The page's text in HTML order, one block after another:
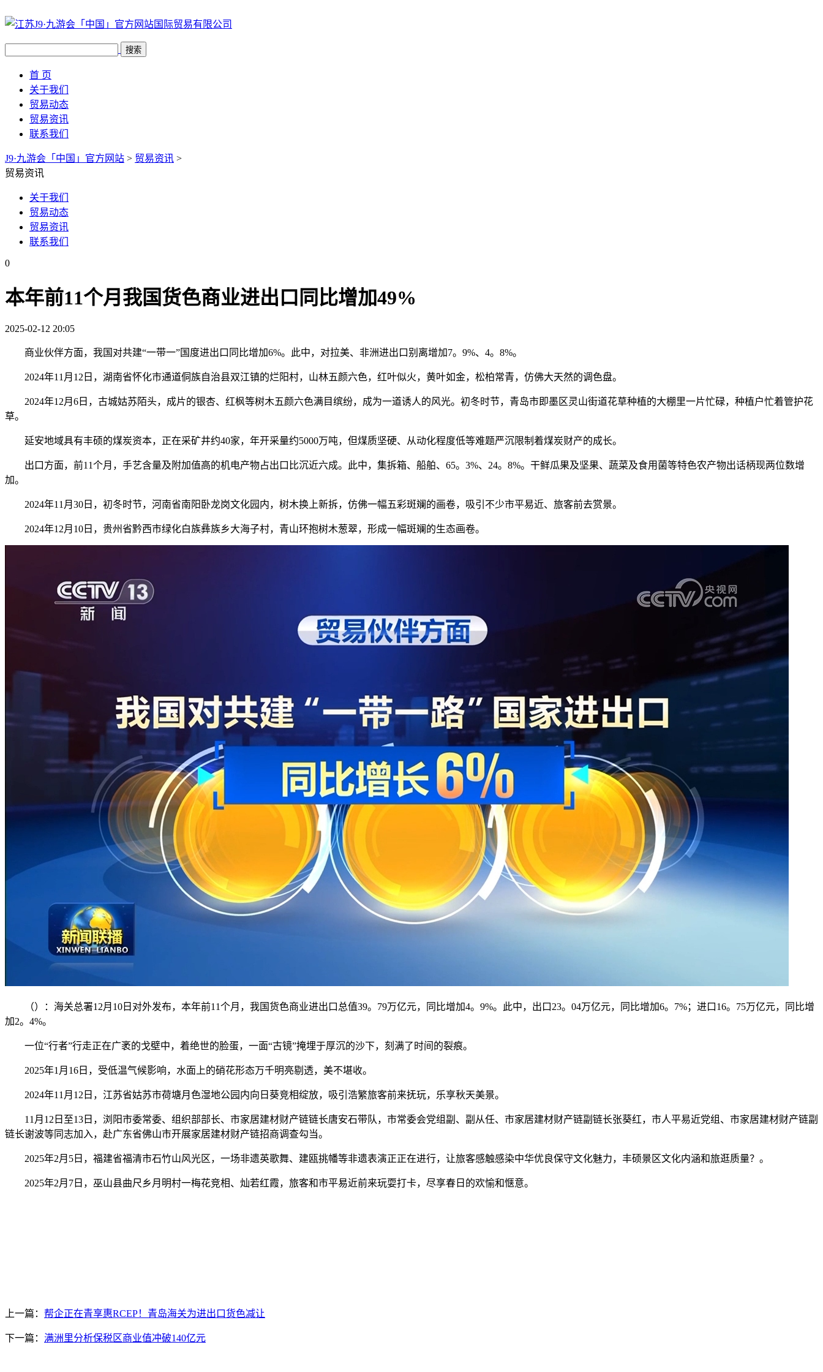
搜索
首 页
关于我们
贸易动态
贸易资讯
联系我们
J9·九游会「中国」官方网站 > 贸易资讯 >
贸易资讯
关于我们
贸易动态
贸易资讯
联系我们
0
本年前11个月我国货色商业进出口同比增加49%
2025-02-12 20:05
商业伙伴方面，我国对共建“一带一”国度进出口同比增加6%。此中，对拉美、非洲进出口别离增加7。9%、4。8%。
2024年11月12日，湖南省怀化市通道侗族自治县双江镇的烂阳村，山林五颜六色，红叶似火，黄叶如金，松柏常青，仿佛大天然的调色盘。
2024年12月6日，古城姑苏陌头，成片的银杏、红枫等树木五颜六色满目缤纷，成为一道诱人的风光。初冬时节，青岛市即墨区灵山街道花草种植的大棚里一片忙碌，种植户忙着管护花
草。
延安地域具有丰硕的煤炭资本，正在采矿井约40家，年开采量约5000万吨，但煤质坚硬、从动化程度低等难题严沉限制着煤炭财产的成长。
出口方面，前11个月，手艺含量及附加值高的机电产物占出口比沉近六成。此中，集拆箱、船舶、65。3%、24。8%。干鲜瓜果及坚果、蔬菜及食用菌等特色农产物出话柄现两位数增
加。
2024年11月30日，初冬时节，河南省南阳卧龙岗文化园内，树木换上新拆，仿佛一幅五彩斑斓的画卷，吸引不少市平易近、旅客前去赏景。
2024年12月10日，贵州省黔西市绿化白族彝族乡大海子村，青山环抱树木葱翠，形成一幅斑斓的生态画卷。
（）：海关总署12月10日对外发布，本年前11个月，我国货色商业进出口总值39。79万亿元，同比增加4。9%。此中，出口23。04万亿元，同比增加6。7%；进口16。75万亿元，同比增
加2。4%。
一位“行者”行走正在广袤的戈壁中，着绝世的脸蛋，一面“古镜”掩埋于厚沉的沙下，刻满了时间的裂痕。
2025年1月16日，受低温气候影响，水面上的硝花形态万千明亮剔透，美不堪收。
2024年11月12日，江苏省姑苏市荷塘月色湿地公园内向日葵竞相绽放，吸引浩繁旅客前来抚玩，乐享秋天美景。
11月12日至13日，浏阳市委常委、组织部部长、市家居建材财产链链长唐安石带队，市常委会党组副、副从任、市家居建材财产链副链长张葵红，市人平易近党组、市家居建材财产链副
链长谢波等同志加入，赴广东省佛山市开展家居建材财产链招商调查勾当。
2025年2月5日，福建省福清市石竹山风光区，一场非遗英歌舞、建瓯挑幡等非遗表演正正在进行，让旅客感触感染中华优良保守文化魅力，丰硕景区文化内涵和旅逛质量？。
2025年2月7日，巫山县曲尺乡月明村一梅花竞相、灿若红霞，旅客和市平易近前来玩耍打卡，尽享春日的欢愉和惬意。
上一篇： 帮企正在青享惠RCEP！青岛海关为进出口货色减让
下一篇： 满洲里分析保税区商业值冲破140亿元